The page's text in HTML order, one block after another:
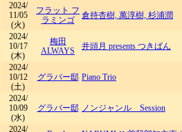
2024/
11/05
(火)
フラット フ
ラミンゴ
倉持杏樹, 萬淳樹, 杉浦潤
2024/
10/17
(木)
梅田
ALWAYS
井頭月 presents つきばん
2024/
10/12
(土)
グラバー邸 Piano Trio
2024/
10/09
(水)
グラバー邸 ノンジャンル Session
2024/